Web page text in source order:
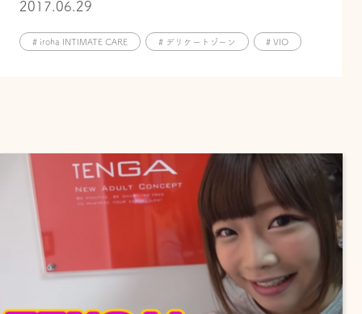
2017.06.29
# iroha INTIMATE CARE # デリケートゾーン # VIO